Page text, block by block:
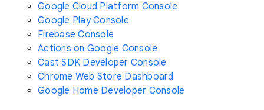
Google Cloud Platform Console
Google Play Console
Firebase Console
Actions on Google Console
Cast SDK Developer Console
Chrome Web Store Dashboard
Google Home Developer Console